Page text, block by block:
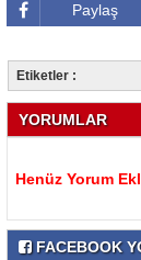
Paylaş
Etiketler :
YORUMLAR
Henüz Yorum
FACEBOOK